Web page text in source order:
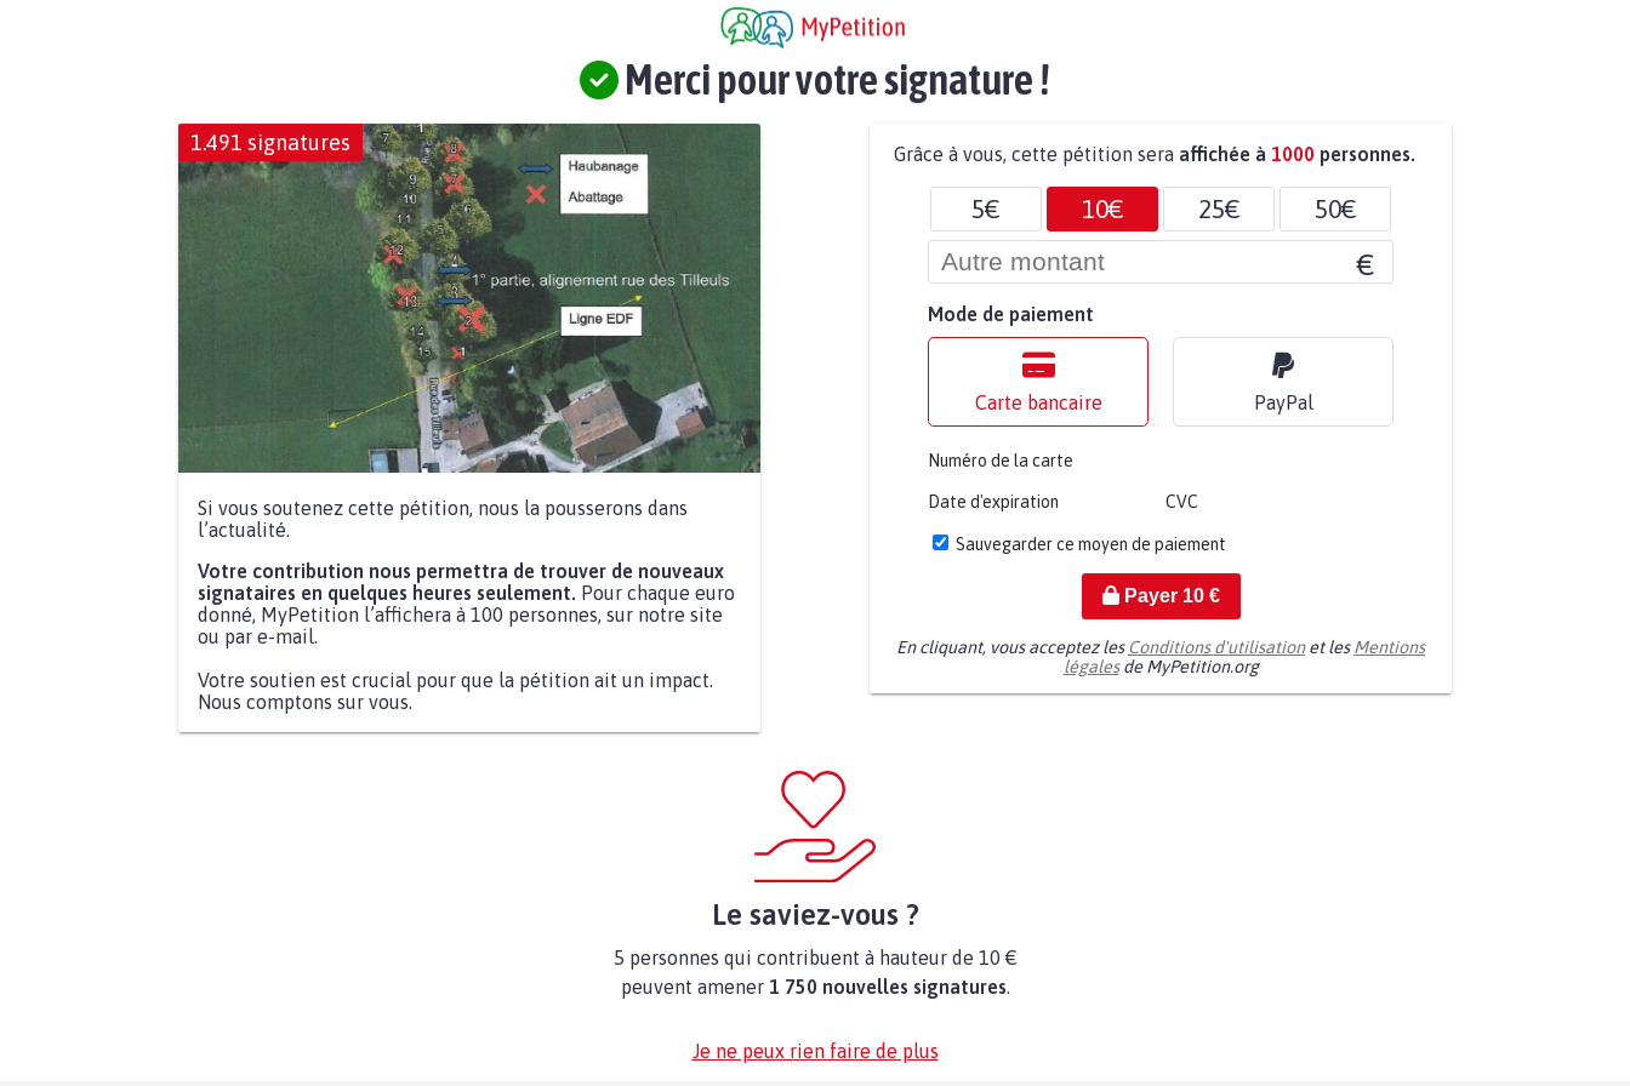
Merci pour votre signature !
1.491 signatures
Si vous soutenez cette pétition, nous la pousserons dans
l’actualité.
Votre contribution nous permettra de trouver de nouveaux
signataires en quelques heures seulement. Pour chaque euro
donné, MyPetition l’affichera à 100 personnes, sur notre site
ou par e-mail.
Votre soutien est crucial pour que la pétition ait un impact.
Nous comptons sur vous.
Grâce à vous, cette pétition sera affichée à 1000 personnes.
5€ 10€ 25€ 50€
€
Mode de paiement
Carte bancaire PayPal
Numéro de la carte
Date d'expiration CVC
Sauvegarder ce moyen de paiement
Payer 10€
En cliquant, vous acceptez les Conditions d'utilisationet lesMentions
légalesde MyPetition.org
Le saviez-vous ?
5 personnes qui contribuent à hauteur de 10 €
peuvent amener 1 750 nouvelles signatures.
Je ne peux rien faire de plus